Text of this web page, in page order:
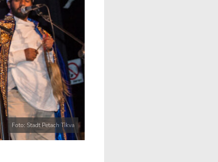
Foto: Stadt Petach Tikva